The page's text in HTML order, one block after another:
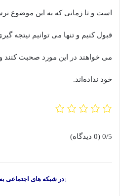
است و تا زمانی که به این موضوع
قبول کنیم و تنها می توانیم نیتجه
می خواهند در این مورد صحبت کنند
خود نداده‌اند.
0/5 (0 دیدگاه)
↓در شبکه های اجتماعی به